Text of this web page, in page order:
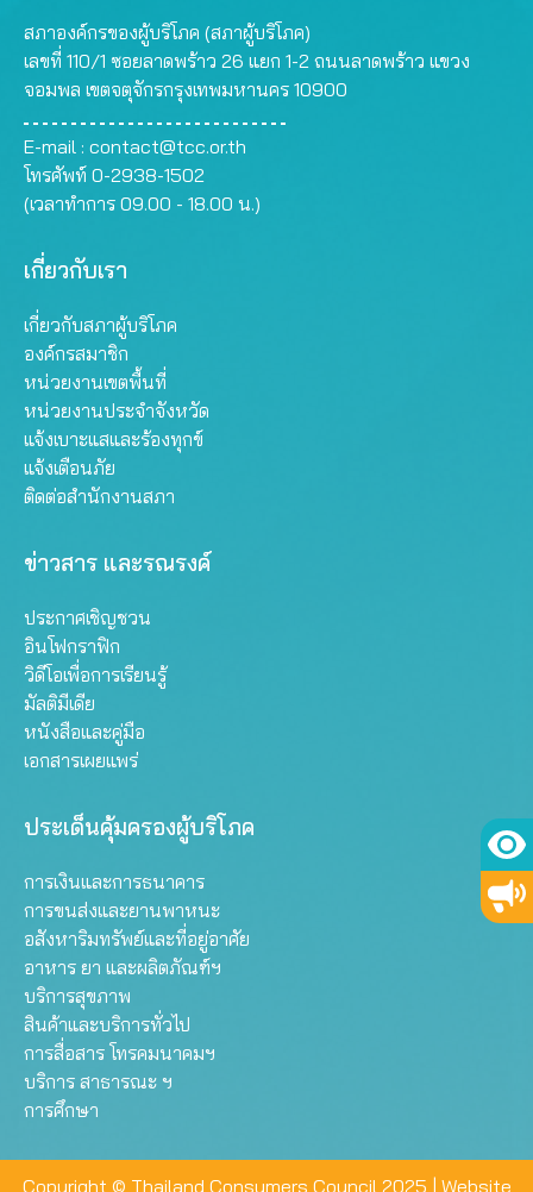
สภาองค์กรของผู้บริโภค (สภาผู้บริโภค)
เลขที่ 110/1 ซอยลาดพร้าว 26 แยก 1-2 ถนนลาดพร้าว แขวง
จอมพล เขตจตุจักรกรุงเทพมหานคร 10900
E-mail : contact@tcc.or.th
โทรศัพท์ 0-2938-1502
(เวลาทำการ 09.00 - 18.00 น.)
เกี่ยวกับเรา
เกี่ยวกับสภาผู้บริโภค
องค์กรสมาชิก
หน่วยงานเขตพื้นที่
หน่วยงานประจำจังหวัด
แจ้งเบาะแสและร้องทุกข์
แจ้งเตือนภัย
ติดต่อสำนักงานสภา
ข่าวสาร และรณรงค์
ประกาศเชิญชวน
อินโฟกราฟิก
วิดีโอเพื่อการเรียนรู้
มัลติมีเดีย
หนังสือและคู่มือ
เอกสารเผยแพร่
ประเด็นคุ้มครองผู้บริโภค
การเงินและการธนาคาร
การขนส่งและยานพาหนะ
อสังหาริมทรัพย์และที่อยู่อาศัย
อาหาร ยา และผลิตภัณฑ์ฯ
บริการสุขภาพ
สินค้าและบริการทั่วไป
การสื่อสาร โทรคมนาคมฯ
บริการ สาธารณะ ฯ
การศึกษา
Copyright © Thailand Consumers Council 2025 | Website